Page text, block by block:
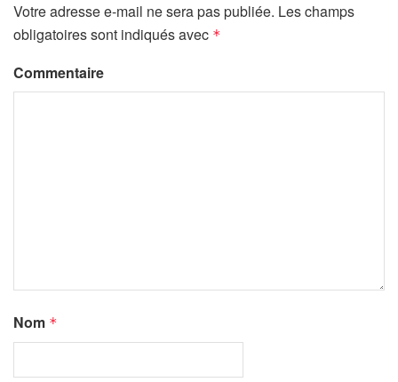
Votre adresse e-mail ne sera pas publiée. Les champs
obligatoires sont indiqués avec *
Commentaire
Nom *